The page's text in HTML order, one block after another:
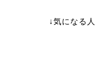
↓気になる